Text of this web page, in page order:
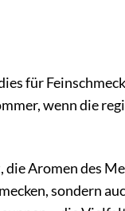
für
wenn die
Aromen des
sondern